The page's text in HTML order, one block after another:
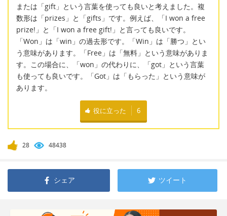
または「gift」という言葉を使っても良いと考えました。複
数形は「prizes」と「gifts」です。例えば、「I won a free
prize!」と「I won a free gift!」と言っても良いです。
「Won」は「win」の過去形です。「Win」は「勝つ」とい
う意味があります。「Free」は「無料」という意味がありま
す。この場合に、「won」の代わりに、「got」という言葉
も使っても良いです。「Got」は「もらった」という意味が
あります。
役に立った 6
28 48438
シェア ツイート